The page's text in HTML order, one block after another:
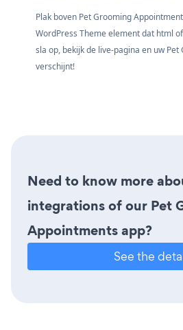
Plak boven Pet Grooming
WordPress Theme element dat html
sla op, bekijk de live-pagina en uw
verschijnt!
Need to know more
integrations of our Pet
Appointments app?
See the